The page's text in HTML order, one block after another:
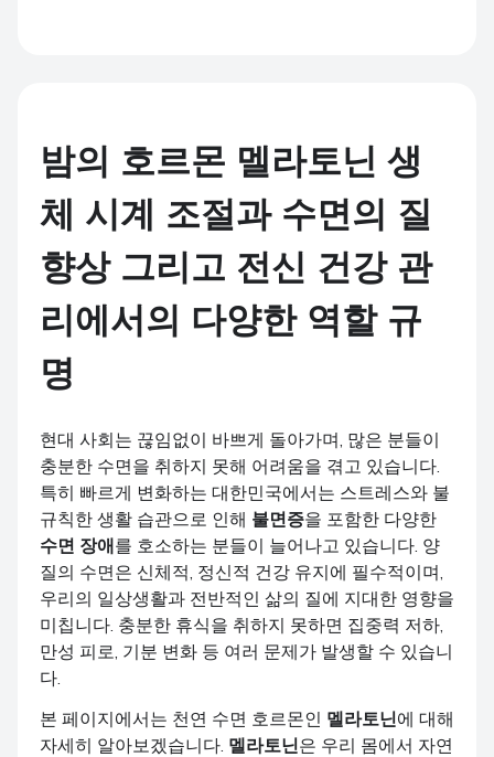
밤의 호르몬 멜라토닌 생
체 시계 조절과 수면의 질
향상 그리고 전신 건강 관
리에서의 다양한 역할 규
명
현대 사회는 끊임없이 바쁘게 돌아가며, 많은 분들이
충분한 수면을 취하지 못해 어려움을 겪고 있습니다.
특히 빠르게 변화하는 대한민국에서는 스트레스와 불
규칙한 생활 습관으로 인해 불면증을 포함한 다양한
수면 장애를 호소하는 분들이 늘어나고 있습니다. 양
질의 수면은 신체적, 정신적 건강 유지에 필수적이며,
우리의 일상생활과 전반적인 삶의 질에 지대한 영향을
미칩니다. 충분한 휴식을 취하지 못하면 집중력 저하,
만성 피로, 기분 변화 등 여러 문제가 발생할 수 있습니
다.
본 페이지에서는 천연 수면 호르몬인 멜라토닌에 대해
자세히 알아보겠습니다. 멜라토닌은 우리 몸에서 자연